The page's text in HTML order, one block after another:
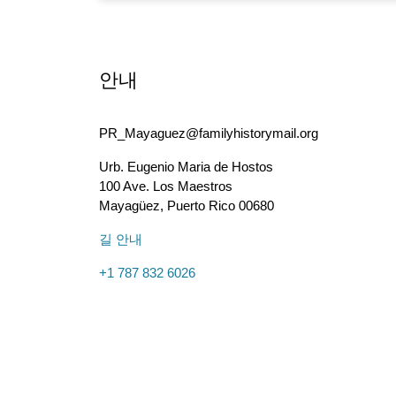
안내
PR_Mayaguez@familyhistorymail.org
Urb. Eugenio Maria de Hostos
100 Ave. Los Maestros
Mayagüez, Puerto Rico 00680
길 안내
+1 787 832 6026